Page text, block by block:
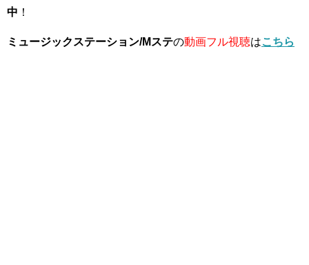
中 ！
ミュージックステーション/Mステの動画フル視聴はこちら